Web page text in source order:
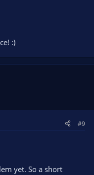
:)
#9
yet. So a short